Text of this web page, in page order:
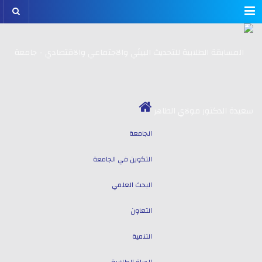
Menu
الجامعة
التكوين في الجامعة
البحث العلمي
التعاون
التنمية